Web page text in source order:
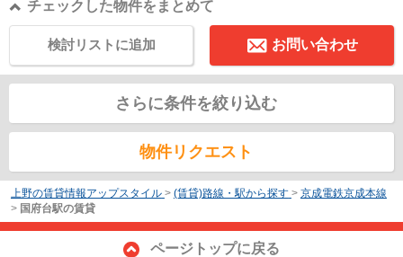
チェックした物件をまとめて
お問い合わせ
検討リストに追加
さらに条件を絞り込む
物件リクエスト
上野の賃貸情報アップスタイル > (賃貸)路線・駅から探す > 京成電鉄京成本線
> 国府台駅の賃貸
ページトップに戻る